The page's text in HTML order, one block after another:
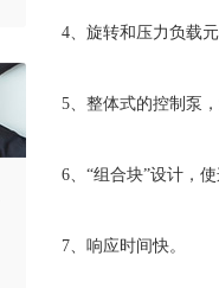
4、旋转和压力负载
5、整体式的控制泵
6、“组合块”设计，
7、响应时间快。